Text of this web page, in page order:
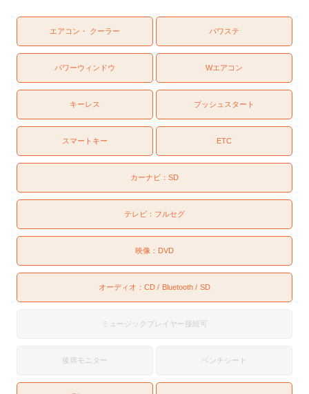
エアコン・ クーラー パワステ
パワーウィンドウ Wエアコン
キーレス プッシュスタート
スマートキー ETC
カーナビ： SD
テレビ： フルセグ
映像： DVD
オーディオ： CD Bluetooth SD
ミュージックプレイヤー接続可
後席モニター ベンチシート